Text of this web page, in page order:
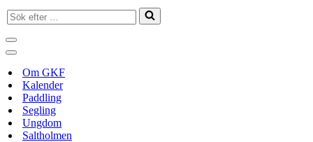
Sök
efter
…
Navigeringsmeny
Navigeringsmeny
Om GKF
Kalender
Paddling
Segling
Ungdom
Saltholmen